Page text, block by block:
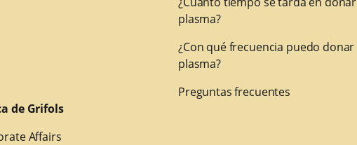
plasma?
¿Con qué frecuencia puedo donar
plasma?
Preguntas frecuentes
de Grifols
Affairs